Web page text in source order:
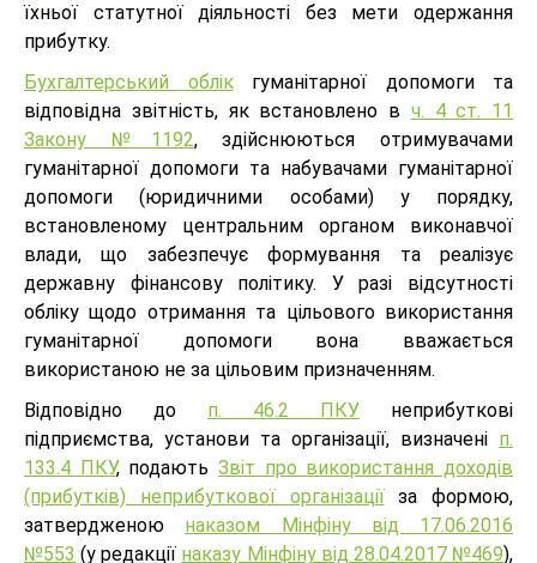
їхньої статутної діяльності без мети одержання
прибутку.
Бухгалтерський облікгуманітарної допомоги та
відповідна звітність, як встановлено в ч. 4 ст. 11
Закону №1192, здійснюються отримувачами
гуманітарної допомоги та набувачами гуманітарної
допомоги (юридичними особами) у порядку,
встановленому центральним органом виконавчої
влади, що забезпечує формування та реалізує
державну фінансову політику. У разі відсутності
обліку щодо отримання та цільового використання
гуманітарної допомоги вона вважається
використаною не за цільовим призначенням.
Відповідно до п. 46.2 ПКУ неприбуткові
підприємства, установи та організації, визначені п.
133.4 ПКУ, подаютьЗвіт про використання доходів
(прибутків) неприбуткової організаціїза формою,
затвердженою наказом Мінфіну від 17.06.2016
№553 (у редакції наказу Мінфіну від 28.04.2017 №469),